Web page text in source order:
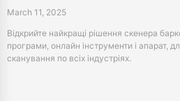
March 11, 2025
Відкрийте найкращі рішення скенера
програми, онлайн інструменти і апарат,
сканування по всіх індустріях.